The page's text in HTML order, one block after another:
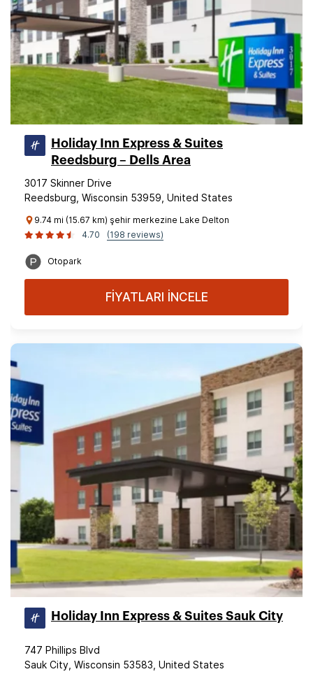
Holiday Inn Express & Suites
Reedsburg – Dells Area
3017 Skinner Drive
Reedsburg, Wisconsin 53959, United States
9.74 mi (15.67 km) şehir merkezine Lake Delton
4.70
(198 reviews)
Otopark
FİYATLARI İNCELE
Holiday Inn Express & Suites Sauk City
747 Phillips Blvd
Sauk City, Wisconsin 53583, United States